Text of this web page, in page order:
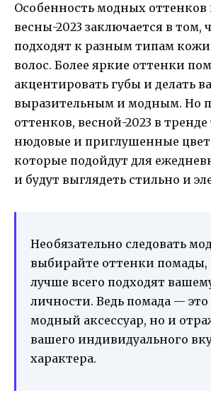
Особенность модных
весны-2023 заключается в том,
подходят к разным типам
волос. Более яркие оттенки
акцентировать губы и делать
выразительным и модным. Но
оттенков, весной-2023 в
нюдовые и приглушенные
которые подойдут для
и будут выглядеть стильно и
Необязательно следовать
выбирайте оттенки помады,
лучше всего подходят
личности. Ведь помада — это
модный аксессуар, но и
вашего индивидуального
характера.